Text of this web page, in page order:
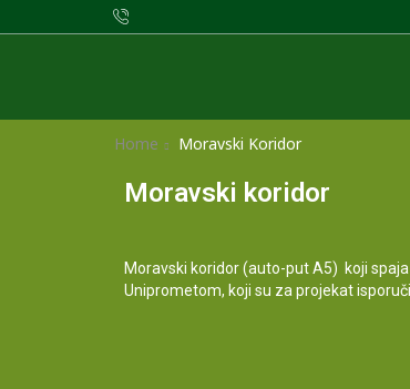
Home Moravski Koridor
Moravski koridor
Moravski koridor (auto-put A5) koji
Uniprometom, koji su za projekat